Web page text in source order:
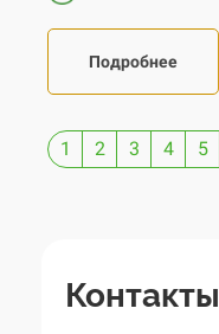
Подробнее
1 2 3 4 5
Контакты